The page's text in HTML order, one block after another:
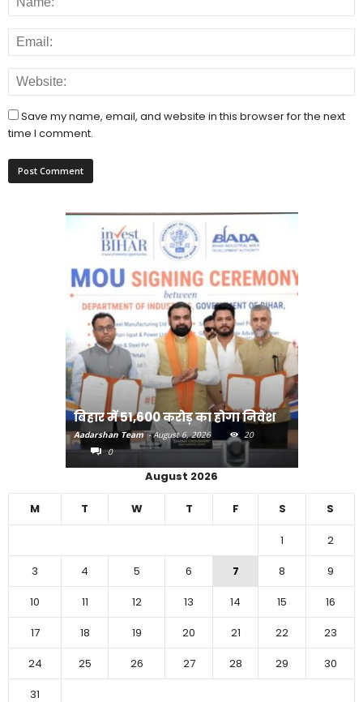
Save my name, email, and website in this browser for the next
time I comment.
बिहार में 51,600 करोड़ का होगा निवेश
Aadarshan Team - August 6, 2026
20
0
August 2026
M T W T F S S
1
2
3
4 5 6 7 8
9
10
11 12 13 14 15
16
17
18 19 20 21 22
23
24
25 26 27 28 29
30
31